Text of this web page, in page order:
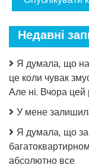
Недавні
Я думала, що
це коли чувак
Але ні. Вчора
У мене
Я думала, що за
абсолютно все